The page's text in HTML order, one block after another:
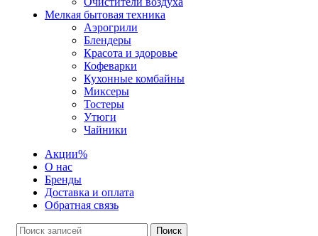
Мелкая бытовая техника
Аэрогрили
Блендеры
Красота и здоровье
Кофеварки
Кухонные комбайны
Миксеры
Тостеры
Утюги
Чайники
Акции%
О нас
Бренды
Доставка и оплата
Обратная связь
Поиск